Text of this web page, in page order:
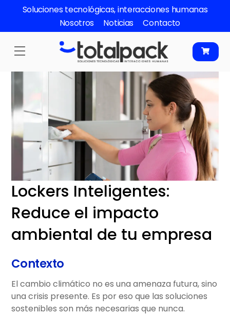
content
Soluciones tecnológicas, interacciones humanas
Nosotros
Noticias Contacto
Menu
Lockers Inteligentes:
Reduce el impacto
ambiental de tu empresa
Contexto
El cambio climático no es una amenaza futura, sino
una crisis presente. Es por eso que las soluciones
sostenibles son más necesarias que nunca.